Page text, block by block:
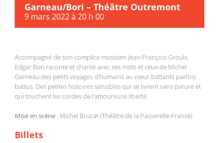
Garneau/Bori – Théâtre Outremont
9 mars 2022 à 20 h 00
Accompagné de son complice musicien Jean-François Groulx,
Edgar Bori raconte et chante avec ses mots et ceux de Michel
Garneau des petits voyages d’humains au cœur battants parfois
battus. Des petites histoires sensibles qui se livrent sans parure et
qui touchent les cordes de l’amoureuse liberté.
Mise en scène : Michel Bruzat (Théâtre de la Passerelle-France)
Billets